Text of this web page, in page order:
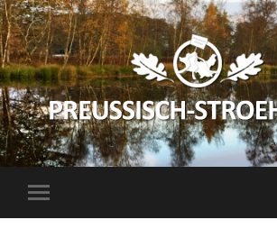
preussisch-
stroehen.de
Mobile-
Menü